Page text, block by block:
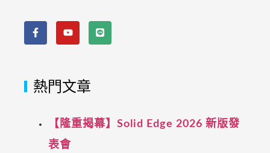
熱門文章
【隆重揭幕】Solid Edge 2026 新版發
表會